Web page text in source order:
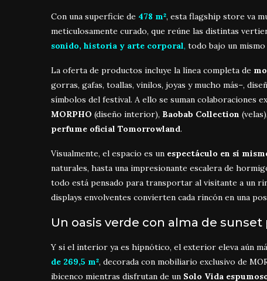
Con una superficie de 478 m², esta flagship store va
meticulosamente curado, que reúne las distintas
sonido, historia y arte corporal, todo bajo un
La oferta de productos incluye la línea completa de
gorras, gafas, toallas, vinilos, joyas y mucho más–,
símbolos del festival. A ello se suman colaboraciones
MORPHO (diseño interior), Baobab Collection (velas),
perfume oficial Tomorrowland.
Visualmente, el espacio es un espectáculo en sí
naturales, hasta una impresionante escalera de
todo está pensado para transportar al visitante a un
displays envolventes convierten cada rincón en una
Un oasis verde con alma de sunset
Y si el interior ya es hipnótico, el exterior eleva aún
de 269,5 m², decorada con mobiliario exclusivo de
ibicenco mientras disfrutan de un Solo Vida